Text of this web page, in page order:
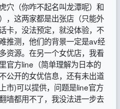
穴（你咋不起名叫龙潭呢）和
，这两家都是出张店（只能外
卡，没法预定，就没体验，不
推测，他们的背景一定是av经
资源。在另一个女优店，我看
官方line（简单理解为日本的
公开的女优信息，还有未出道
市)可以提供，问题是line官方
墙都用不了，我没法进一步去